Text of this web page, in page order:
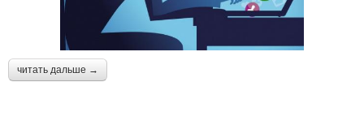
читать дальше →